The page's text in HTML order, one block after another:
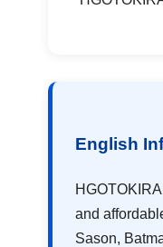
English
and
Sason,